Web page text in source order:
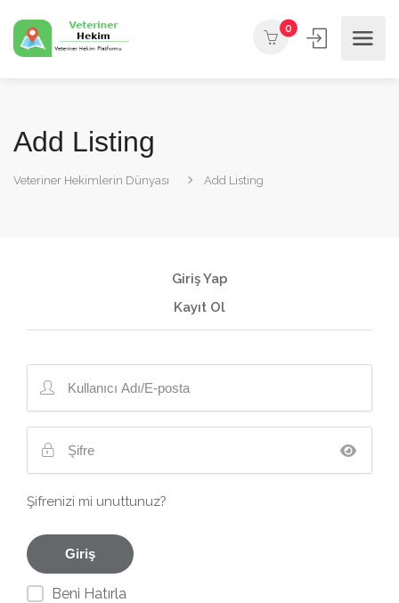
0
Add Listing
Veteriner Hekimlerin Dünyası Add Listing
Giriş Yap
Kayıt Ol
Şifrenizi mi unuttunuz?
Beni Hatırla